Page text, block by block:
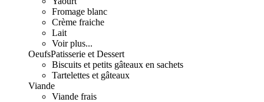
Fromage blanc
Crème fraiche
Lait
Voir plus...
OeufsPatisserie et Dessert
Biscuits et petits gâteaux en sachets
Tartelettes et gâteaux
Viande
Viande frais